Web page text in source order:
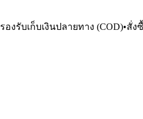
รองรับเก็บเงินปลายทาง (COD)•สั่ง